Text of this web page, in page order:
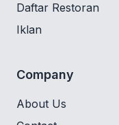
Daftar Restoran
Iklan
Company
About Us